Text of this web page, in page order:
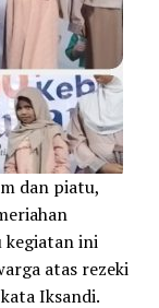
dan piatu,
kegiatan ini
atas rezeki
Iksandi.